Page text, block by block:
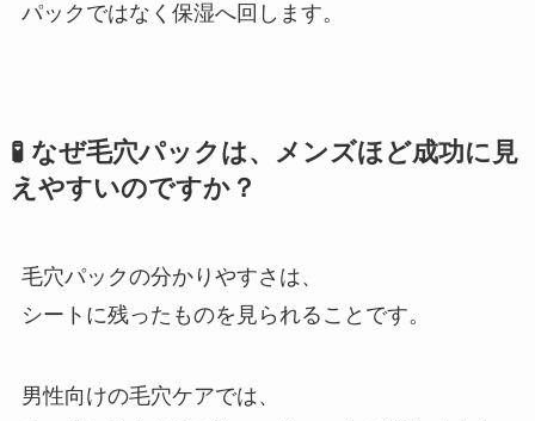
パックではなく保湿へ回します。
🧪 なぜ毛穴パックは、メンズほど成功に見
えやすいのですか？
毛穴パックの分かりやすさは、
シートに残ったものを見られることです。
男性向けの毛穴ケアでは、